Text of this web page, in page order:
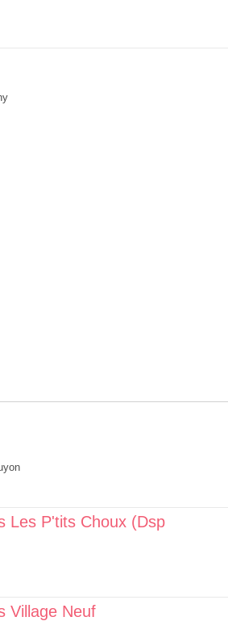
Les P'tits Choux (Dsp
Village Neuf